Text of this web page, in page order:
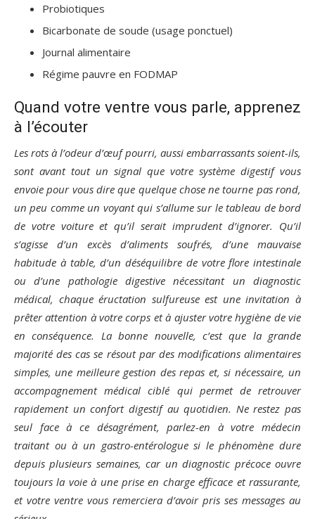
Probiotiques
Bicarbonate de soude (usage ponctuel)
Journal alimentaire
Régime pauvre en FODMAP
Quand votre ventre vous parle, apprenez
à l’écouter
Les rots à l’odeur d’œuf pourri, aussi embarrassants soient-ils,
sont avant tout un signal que votre système digestif vous
envoie pour vous dire que quelque chose ne tourne pas rond,
un peu comme un voyant qui s’allume sur le tableau de bord
de votre voiture et qu’il serait imprudent d’ignorer. Qu’il
s’agisse d’un excès d’aliments soufrés, d’une mauvaise
habitude à table, d’un déséquilibre de votre flore intestinale
ou d’une pathologie digestive nécessitant un diagnostic
médical, chaque éructation sulfureuse est une invitation à
prêter attention à votre corps et à ajuster votre hygiène de vie
en conséquence. La bonne nouvelle, c’est que la grande
majorité des cas se résout par des modifications alimentaires
simples, une meilleure gestion des repas et, si nécessaire, un
accompagnement médical ciblé qui permet de retrouver
rapidement un confort digestif au quotidien. Ne restez pas
seul face à ce désagrément, parlez-en à votre médecin
traitant ou à un gastro-entérologue si le phénomène dure
depuis plusieurs semaines, car un diagnostic précoce ouvre
toujours la voie à une prise en charge efficace et rassurante,
et votre ventre vous remerciera d’avoir pris ses messages au